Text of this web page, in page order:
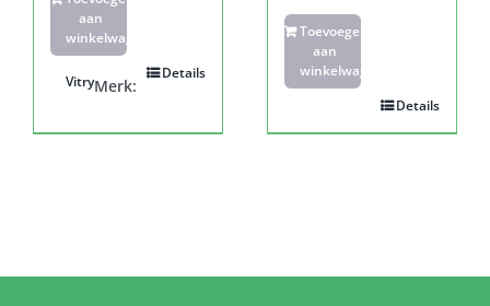
aan
winkelwagen
Details
Merk:
Vitry
Toevoegen
aan
winkelwagen
Details